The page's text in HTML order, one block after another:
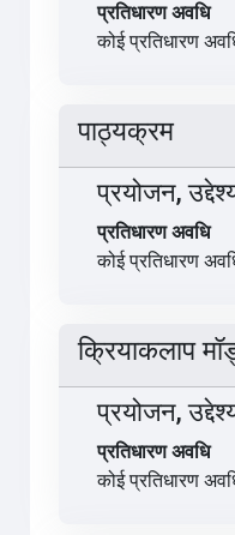
प्रतिधारण अवधि
कोई प्रतिधारण
पाठ्यक्रम
प्रयोजन,
प्रतिधारण अवधि
कोई प्रतिधारण
क्रियाकलाप
प्रयोजन,
प्रतिधारण अवधि
कोई प्रतिधारण